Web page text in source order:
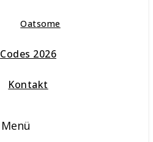
Oatsome
Codes 2026
Kontakt
Menü